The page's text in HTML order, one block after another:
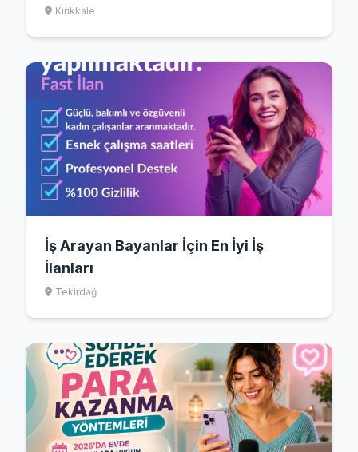
(2026)
Kırıkkale
İş Arayan Bayanlar İçin En İyi İş
İlanları
Tekirdağ